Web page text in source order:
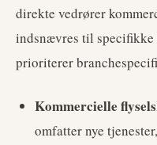
direkte vedrører
indsnævres til
prioriterer
Kommercielle
omfatter nye